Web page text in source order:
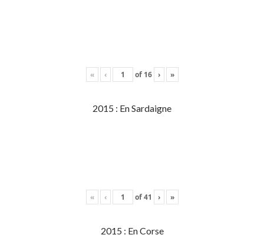
« ‹ of 16 › »
2015 : En Sardaigne
« ‹ of41 › »
2015 : En Corse